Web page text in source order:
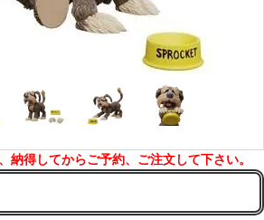
納得してからご予約、ご注文して下さい。